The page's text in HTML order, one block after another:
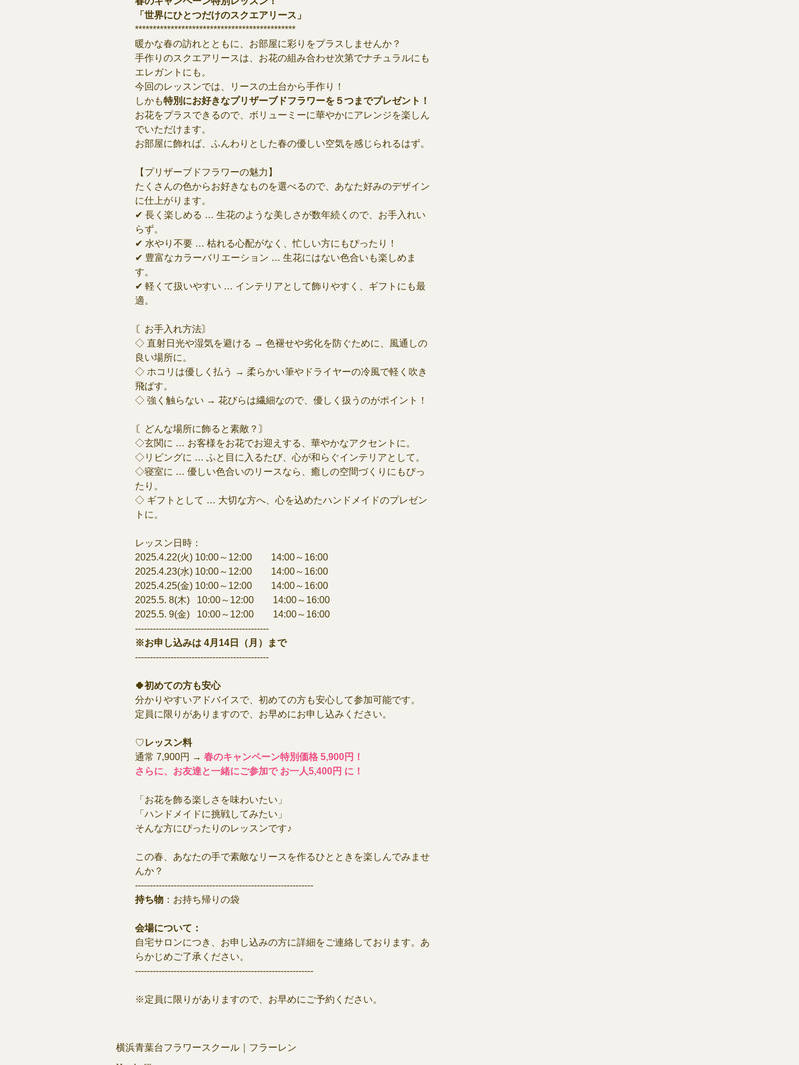
「世界にひとつだけのスクエアリース」
*********************************************
暖かな春の訪れとともに、お部屋に彩りをプラスしませんか？
手作りのスクエアリースは、お花の組み合わせ次第でナチュラルにも
エレガントにも。
今回のレッスンでは、リースの土台から手作り！
しかも特別にお好きなプリザーブドフラワーを５つまでプレゼント！
お花をプラスできるので、ボリューミーに華やかにアレンジを楽しん
でいただけます。
お部屋に飾れば、ふんわりとした春の優しい空気を感じられるはず。
【プリザーブドフラワーの魅力】
たくさんの色からお好きなものを選べるので、あなた好みのデザイン
に仕上がります。
✔ 長く楽しめる … 生花のような美しさが数年続くので、お手入れい
らず。
✔ 水やり不要 … 枯れる心配がなく、忙しい方にもぴったり！
✔ 豊富なカラーバリエーション … 生花にはない色合いも楽しめま
す。
✔ 軽くて扱いやすい … インテリアとして飾りやすく、ギフトにも最
適。
〘お手入れ方法〙
◇ 直射日光や湿気を避ける → 色褪せや劣化を防ぐために、風通しの
良い場所に。
◇ ホコリは優しく払う → 柔らかい筆やドライヤーの冷風で軽く吹き
飛ばす。
◇ 強く触らない → 花びらは繊細なので、優しく扱うのがポイント！
〘どんな場所に飾ると素敵？〙
◇玄関に … お客様をお花でお迎えする、華やかなアクセントに。
◇リビングに … ふと目に入るたび、心が和らぐインテリアとして。
◇寝室に … 優しい色合いのリースなら、癒しの空間づくりにもぴっ
たり。
◇ ギフトとして … 大切な方へ、心を込めたハンドメイドのプレゼン
トに。
レッスン日時：
2025.4.22(火) 10:00～12:00 14:00～16:00
2025.4.23(水) 10:00～12:00 14:00～16:00
2025.4.25(金) 10:00～12:00 14:00～16:00
2025.5. 8(木) 10:00～12:00 14:00～16:00
2025.5. 9(金) 10:00～12:00 14:00～16:00
---------------------------------------------
※お申し込みは 4月14日（月）まで
---------------------------------------------
🍀初めての方も安心
分かりやすいアドバイスで、初めての方も安心して参加可能です。
定員に限りがありますので、お早めにお申し込みください。
♡レッスン料
通常 7,900円 → 春のキャンペーン特別価格 5,900円！
さらに、お友達と一緒にご参加で お一人5,400円 に！
「お花を飾る楽しさを味わいたい」
「ハンドメイドに挑戦してみたい」
そんな方にぴったりのレッスンです♪
この春、あなたの手で素敵なリースを作るひとときを楽しんでみませ
んか？
------------------------------------------------------------
持ち物 ：お持ち帰りの袋
会場について：
自宅サロンにつき、お申し込みの方に詳細をご連絡しております。あ
らかじめご了承ください。
------------------------------------------------------------
※定員に限りがありますので、お早めにご予約ください。
横浜青葉台フラワースクール｜フラーレン